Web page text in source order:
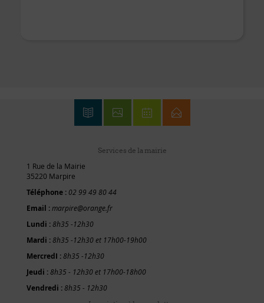
Services de la mairie
1 Rue de la Mairie
35220 Marpire
Téléphone : 02 99 49 80 44
Email :marpire@orange.fr
Lundi :8h35 -12h30
Mardi :8h35 -12h30 et 17h00-19h00
MercredI :8h35 -12h30
Jeudi :8h35 - 12h30 et 17h00-18h00
Vendredi :8h35 - 12h30